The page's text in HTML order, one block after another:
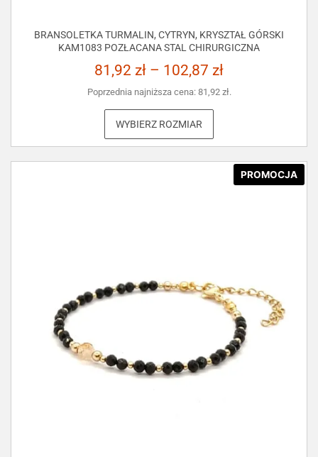
BRANSOLETKA TURMALIN, CYTRYN, KRYSZTAŁ GÓRSKI
KAM1083 POZŁACANA STAL CHIRURGICZNA
81,92 zł – 102,87 zł
Poprzednia najniższa cena: 81,92 zł.
WYBIERZ ROZMIAR
PROMOCJA